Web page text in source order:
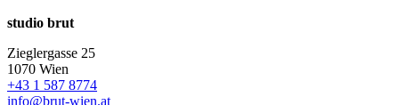
studio brut
Zieglergasse 25
1070 Wien
+43 1 587 8774
info@brut-wien.at